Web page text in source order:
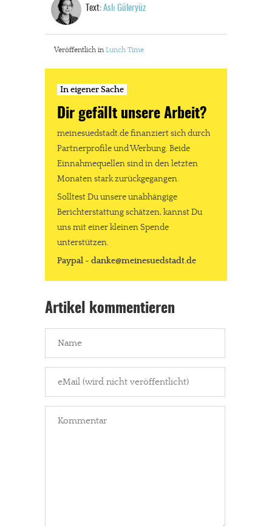
Text: Aslı Güleryüz
Veröffentlich in Lunch Time
In eigener Sache
Dir gefällt unsere Arbeit?
meinesuedstadt.de finanziert sich durch
Partnerprofile und Werbung. Beide
Einnahmequellen sind in den letzten
Monaten stark zurückgegangen.
Solltest Du unsere unabhängige
Berichterstattung schätzen, kannst Du
uns mit einer kleinen Spende
unterstützen.
Paypal - danke@meinesuedstadt.de
Artikel kommentieren